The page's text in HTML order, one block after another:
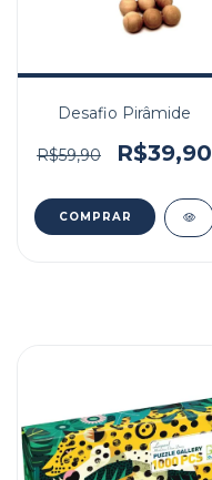
Desafio Pirâmide
R$59,90 R$39,90